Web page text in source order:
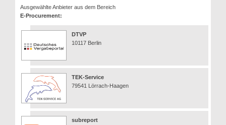
Ausgewählte Anbieter aus dem Bereich
E-Procurement:
DTVP
10117 Berlin
TEK-Service
79541 Lörrach-Haagen
subreport